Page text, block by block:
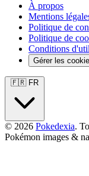
À propos
Mentions
Politique de
Politique de
Conditions
Gérer les
© 2026 Pokedexia.
Pokémon images &